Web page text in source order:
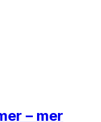
– mer